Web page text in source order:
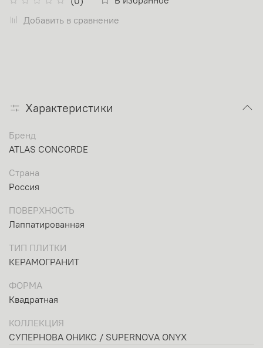
Добавить в сравнение
Характеристики
Бренд
ATLAS CONCORDE
Страна
Россия
ПОВЕРХНОСТЬ
Лаппатированная
ТИП ПЛИТКИ
КЕРАМОГРАНИТ
ФОРМА
Квадратная
КОЛЛЕКЦИЯ
СУПЕРНОВА ОНИКС / SUPERNOVA ONYX